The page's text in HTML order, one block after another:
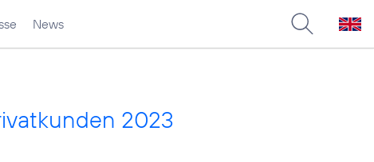
News
2023